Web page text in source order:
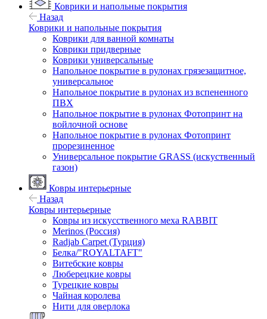
Коврики и напольные покрытия
Назад
Коврики и напольные покрытия
Коврики для ванной комнаты
Коврики придверные
Коврики универсальные
Напольное покрытие в рулонах грязезащитное,
универсальное
Напольное покрытие в рулонах из вспененного
ПВХ
Напольное покрытие в рулонах Фотопринт на
войлочной основе
Напольное покрытие в рулонах Фотопринт
прорезиненное
Универсальное покрытие GRASS (искуственный
газон)
Ковры интерьерные
Назад
Ковры интерьерные
Ковры из искусственного меха RABBIT
Merinos (Россия)
Radjab Carpet (Турция)
Белка/"ROYALTAFT"
Витебские ковры
Люберецкие ковры
Турецкие ковры
Чайная королева
Нити для оверлока